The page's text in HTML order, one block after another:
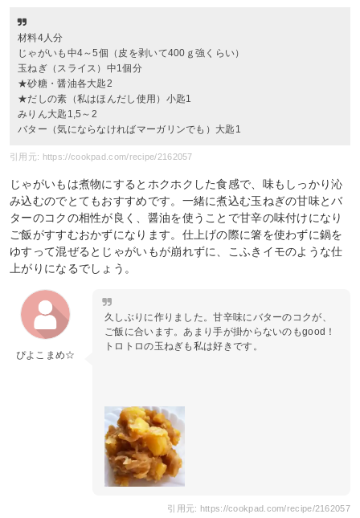
材料4人分
じゃがいも中4～5個（皮を剥いて400ｇ強くらい）
玉ねぎ（スライス）中1個分
★砂糖・醤油各大匙2
★だしの素（私はほんだし使用）小匙1
みりん大匙1,5～2
バター（気にならなければマーガリンでも）大匙1
引用元: https://cookpad.com/recipe/2162057
じゃがいもは煮物にするとホクホクした食感で、味もしっかり沁
み込むのでとてもおすすめです。一緒に煮込む玉ねぎの甘味とバ
ターのコクの相性が良く、醤油を使うことで甘辛の味付けになり
ご飯がすすむおかずになります。仕上げの際に箸を使わずに鍋を
ゆすって混ぜるとじゃがいもが崩れずに、こふきイモのような仕
上がりになるでしょう。
ぴよこまめ☆
久しぶりに作りました。甘辛味にバターのコクが、
ご飯に合います。あまり手が掛からないのもgood！
トロトロの玉ねぎも私は好きです。
引用元: https://cookpad.com/recipe/2162057